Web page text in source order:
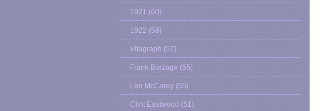
1921 (60)
1922 (58)
Vitagraph (57)
Frank Borzage (55)
Leo McCarey (55)
Clint Eastwood (51)